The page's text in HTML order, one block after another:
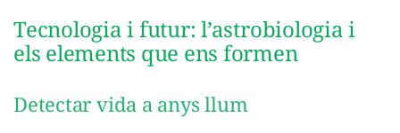
Tecnologia i futur: l’astrobiologia i
els elements que ens formen
Detectar vida a anys llum